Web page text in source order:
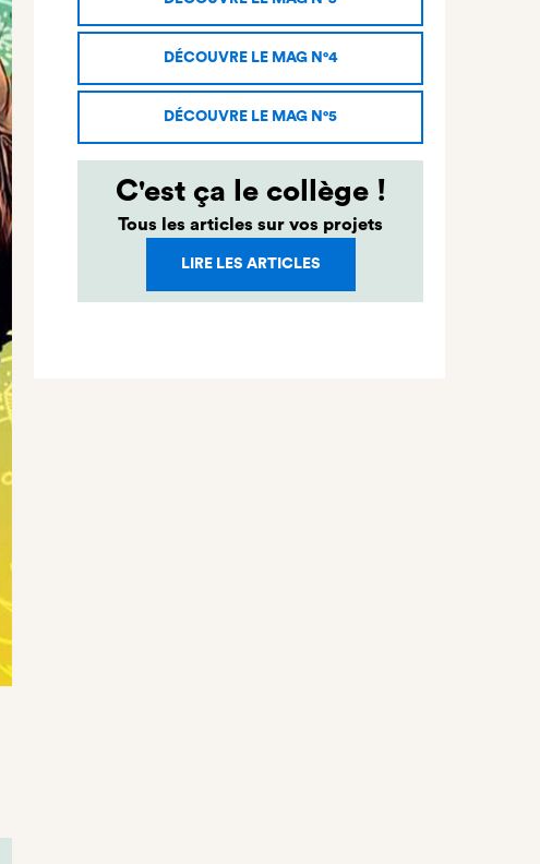
DÉCOUVRE LE MAG N°4
DÉCOUVRE LE MAG N°5
C'est ça le collège !
Tous les articles sur vos projets
LIRE LES ARTICLES